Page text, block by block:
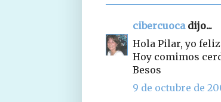
cibercuocadijo...
Hola Pilar, yo
Hoy comimos
Besos
9 de octubre de